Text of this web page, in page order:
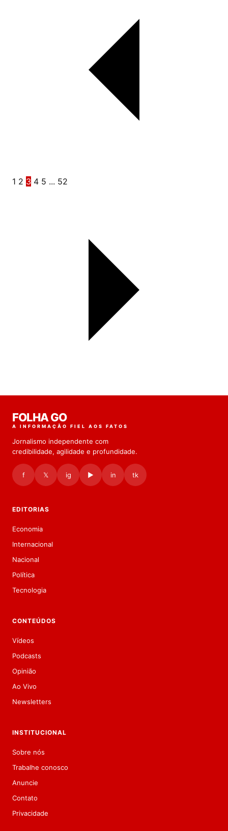
1 2 3 4 5 ... 52
FOLHA GO
A INFORMAÇÃO FIEL AOS FATOS
Jornalismo independente com
credibilidade, agilidade e profundidade.
f 𝕏 ig ▶ in tk
EDITORIAS
Economia
Internacional
Nacional
Política
Tecnologia
CONTEÚDOS
Vídeos
Podcasts
Opinião
Ao Vivo
Newsletters
INSTITUCIONAL
Sobre nós
Trabalhe conosco
Anuncie
Contato
Privacidade